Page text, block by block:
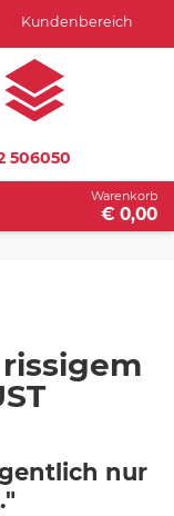
Kundenbereich
506050
Warenkorb
€ 0,00
nur